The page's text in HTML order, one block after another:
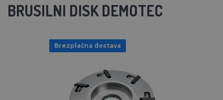
BRUSILNI DISK DEMOTEC
Brezplačna dostava